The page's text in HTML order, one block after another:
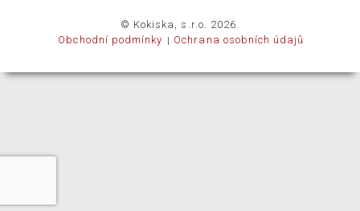
© Kokiska, s.r.o. 2026.
Obchodní podmínky
Ochrana osobních údajů